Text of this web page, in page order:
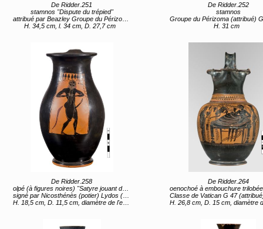
De Ridder.251
stamnos "Dispute du trépied"
attribué par Beazley Groupe du Périzoma (attribué) Grèce, Sterea Hellas Evoia, Attique (lieu de création) entre 510 av JC et 500 av JC
H. 34,5 cm, l. 34 cm, D. 27,7 cm
De Ridder.252
stamnos
Groupe du Périzoma (attribué) Grèce, Sterea Hellas Evoia, Attique (lieu de création) 4e
H. 31 cm
De Ridder.258
olpé (à figures noires) "Satyre jouant de l'aulos" (titre d'usage)
signé par Nicosthénès (potier) Lydos (attribué, peintre) Grèce, Sterea Hellas Evoia, Attique (lieu de création) entre 570e siècle av JC et 540 av JC
H. 18,5 cm, D. 11,5 cm, diamètre de l'embouchure 8,4 cm, diamètre du pied 6,8 cm
De Ridder.264
oenochoé à embouchure trilobée (à figures noires) "Symposion : Héraclès et
Classe de Vatican G 47 (attribué) Grèce, Sterea Hellas Evoia, Attique (lieu de création) 2e
H. 26,8 cm, D. 15 cm, diamètre de l'embouchure 10,5 cm, diamètre